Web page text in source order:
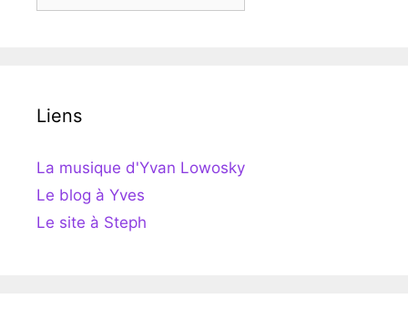
Liens
La musique d'Yvan Lowosky
Le blog à Yves
Le site à Steph